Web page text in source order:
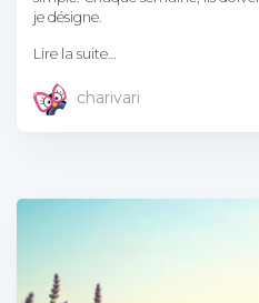
je désigne.
Lire la suite…
charivari